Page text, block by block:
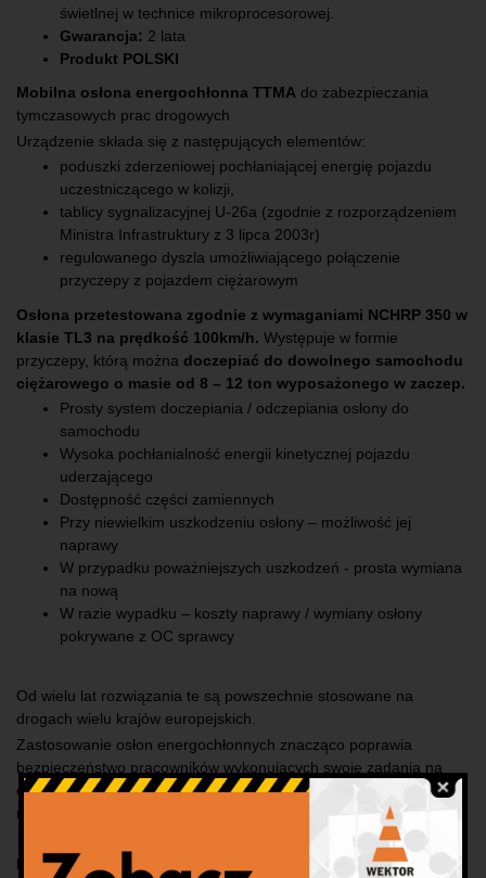
świetlnej w technice mikroprocesorowej.
Gwarancja: 2 lata
Produkt POLSKI
Mobilna osłona energochłonna TTMA do zabezpieczania
tymczasowych prac drogowych
Urządzenie składa się z następujących elementów:
poduszki zderzeniowej pochłaniającej energię pojazdu
uczestniczącego w kolizji,
tablicy sygnalizacyjnej U-26a (zgodnie z rozporządzeniem
Ministra Infrastruktury z 3 lipca 2003r)
regulowanego dyszla umożliwiającego połączenie
przyczepy z pojazdem ciężarowym
Osłona przetestowana zgodnie z wymaganiami NCHRP 350 w
klasie TL3 na prędkość 100km/h. Występuje w formie
przyczepy, którą można doczepiać do dowolnego samochodu
ciężarowego o masie od 8 – 12 ton wyposażonego w zaczep.
Prosty system doczepiania / odczepiania osłony do
samochodu
Wysoka pochłanialność energii kinetycznej pojazdu
uderzającego
Dostępność części zamiennych
Przy niewielkim uszkodzeniu osłony – możliwość jej
naprawy
W przypadku poważniejszych uszkodzeń - prosta wymiana
na nową
W razie wypadku – koszty naprawy / wymiany osłony
pokrywane z OC sprawcy
Od wielu lat rozwiązania te są powszechnie stosowane na
drogach wielu krajów europejskich.
Zastosowanie osłon energochłonnych znacząco poprawia
bezpieczeństwo pracowników wykonujących swoje zadania na
drodze oraz innych użytkowników poruszających się po odcinku,
na którym te prace są prowadzone.
Przyczepa